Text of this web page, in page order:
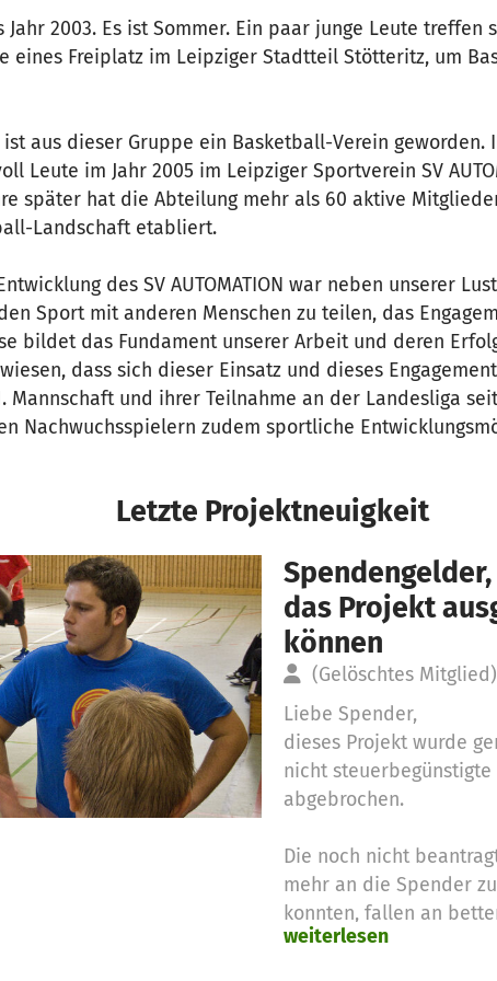
Jahr 2003. Es ist Sommer. Ein paar junge Leute treffen
eines Freiplatz im Leipziger Stadtteil Stötteritz, um
ist aus dieser Gruppe ein Basketball-Verein
Leute im Jahr 2005 im Leipziger Sportverein SV
später hat die Abteilung mehr als 60 aktive
Landschaft etabliert.
des SV AUTOMATION war neben unserer
Sport mit anderen Menschen zu teilen, das
bildet das Fundament unserer Arbeit und deren
dass sich dieser Einsatz und dieses
Mannschaft und ihrer Teilnahme an der Landesliga
Nachwuchsspielern zudem sportliche
Letzte Projektneuigkeit
das Projekt
können
(Gelöschtes Mitglied)
Liebe Spender,
dieses Projekt wurde
nicht
abgebrochen.
Die noch nicht
mehr an die Spender
konnten, fallen an
Verfolgung ihrer
weiterlesen